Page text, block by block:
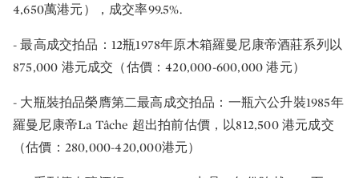
4,650萬港元），成交率99.5%.
- 最高成交拍品：12瓶1978年原木箱羅曼尼康帝酒莊系列以
875,000 港元成交（估價：420,000-600,000 港元）
- 大瓶裝拍品榮膺第二最高成交拍品：一瓶六公升裝1985年
羅曼尼康帝La Tâche 超出拍前估價，以812,500 港元成交
（估價：280,000-420,000港元）